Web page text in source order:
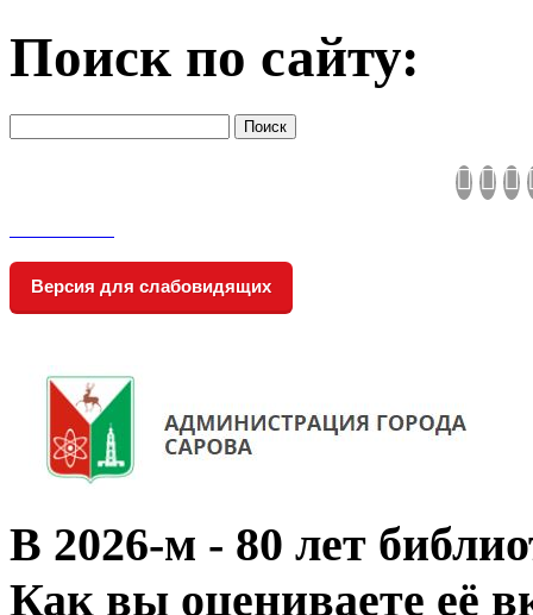
Поиск по сайту:
Версия для слабовидящих
В 2026‑м - 80 лет
Как вы оцениваете её